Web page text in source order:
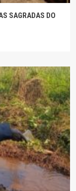
SAGRADAS DO